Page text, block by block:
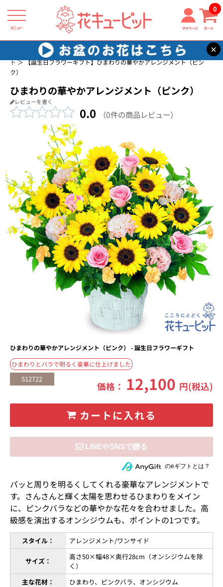
メニュー マイページ カート
0
×
花キューピット
誕生日に贈る花・花束・アレンジメントのフラワーギフ
ト
【誕生日フラワーギフト】ひまわりの華やかアレンジメント（ピン
ク）
ひまわりの華やかアレンジメント（ピンク）
レビューを書く
0.0 （0件の商品レビュー）
ひまわりの華やかアレンジメント（ピンク） - 誕生日フラワーギフト
ひまわりとバラで明るく豪華に仕上げました
512722
価格： 12,100 円(税込)
カートに入れる
住所を知らない相手にeギフトで贈るのeギフトとは？
パッと周りを明るくしてくれる豪華なアレンジメントで
す。さんさんと輝く太陽を思わせるひまわりをメイン
に、ピンクバラなどの華やかな花々を合わせました。高
級感を演出するオンシジウムも、ポイントの1つです。
スタイル： アレンジメント/ワンサイド
サイズ：
高さ50×幅48×奥行28cm（オンシジウムを除
く）
主な花材：
ひまわり、ピンクバラ、オンシジウム